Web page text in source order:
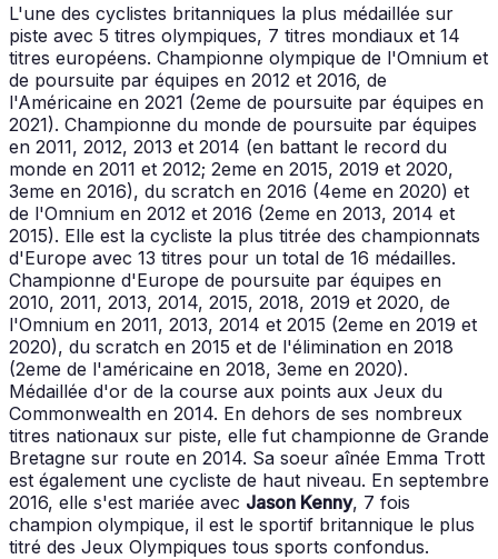
L'une des cyclistes britanniques la plus médaillée sur
piste avec 5 titres olympiques, 7 titres mondiaux et 14
titres européens. Championne olympique de l'Omnium et
de poursuite par équipes en 2012 et 2016, de
l'Américaine en 2021 (2eme de poursuite par équipes en
2021). Championne du monde de poursuite par équipes
en 2011, 2012, 2013 et 2014 (en battant le record du
monde en 2011 et 2012; 2eme en 2015, 2019 et 2020,
3eme en 2016), du scratch en 2016 (4eme en 2020) et
de l'Omnium en 2012 et 2016 (2eme en 2013, 2014 et
2015). Elle est la cycliste la plus titrée des championnats
d'Europe avec 13 titres pour un total de 16 médailles.
Championne d'Europe de poursuite par équipes en
2010, 2011, 2013, 2014, 2015, 2018, 2019 et 2020, de
l'Omnium en 2011, 2013, 2014 et 2015 (2eme en 2019 et
2020), du scratch en 2015 et de l'élimination en 2018
(2eme de l'américaine en 2018, 3eme en 2020).
Médaillée d'or de la course aux points aux Jeux du
Commonwealth en 2014. En dehors de ses nombreux
titres nationaux sur piste, elle fut championne de Grande
Bretagne sur route en 2014. Sa soeur aînée Emma Trott
est également une cycliste de haut niveau. En septembre
2016, elle s'est mariée avec Jason Kenny, 7 fois
champion olympique, il est le sportif britannique le plus
titré des Jeux Olympiques tous sports confondus.